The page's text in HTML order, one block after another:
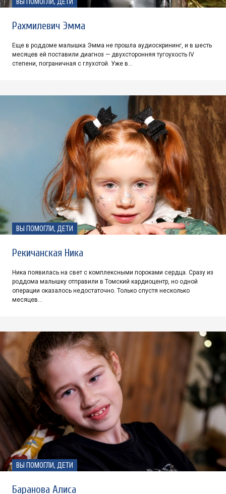
Рахмилевич Эмма
Еще в роддоме малышка Эмма не прошла аудиоскрининг, и в шесть
месяцев ей поставили диагноз — двухсторонняя тугоухость IV
степени, пограничная с глухотой. Уже в…
ВЫ ПОМОГЛИ, ДЕТИ
Рекичанская Ника
Ника появилась на свет с комплексными пороками сердца. Сразу из
роддома малышку отправили в Томский кардиоцентр, но одной
операции оказалось недостаточно. Только спустя несколько
месяцев…
ВЫ ПОМОГЛИ, ДЕТИ
Баранова Алиса